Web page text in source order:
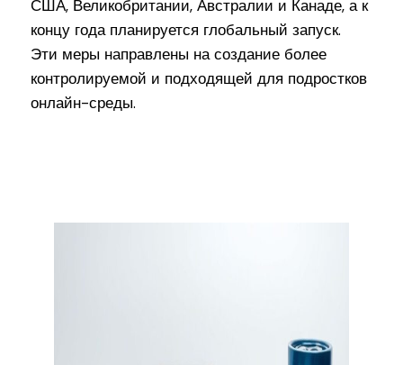
США, Великобритании, Австралии и Канаде, а к
концу года планируется глобальный запуск.
Эти меры направлены на создание более
контролируемой и подходящей для подростков
онлайн-среды.